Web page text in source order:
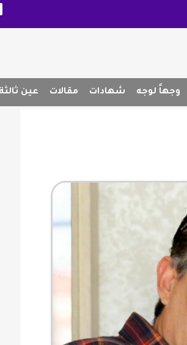
وجهاً لوجه شهادات مقالات عين ثالثة